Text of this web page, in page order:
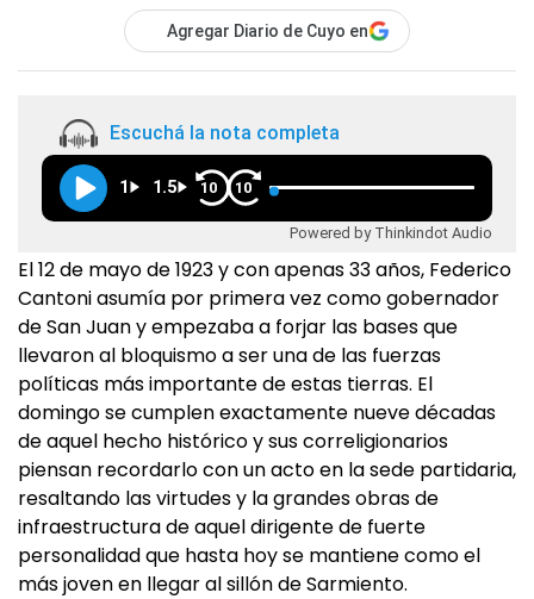
Agregar Diario de Cuyo en
Escuchá la nota completa
1 1.5 10 10
Powered by Thinkindot Audio
El 12 de mayo de 1923 y con apenas 33 años, Federico
Cantoni asumía por primera vez como gobernador
de San Juan y empezaba a forjar las bases que
llevaron al bloquismo a ser una de las fuerzas
políticas más importante de estas tierras. El
domingo se cumplen exactamente nueve décadas
de aquel hecho histórico y sus correligionarios
piensan recordarlo con un acto en la sede partidaria,
resaltando las virtudes y la grandes obras de
infraestructura de aquel dirigente de fuerte
personalidad que hasta hoy se mantiene como el
más joven en llegar al sillón de Sarmiento.